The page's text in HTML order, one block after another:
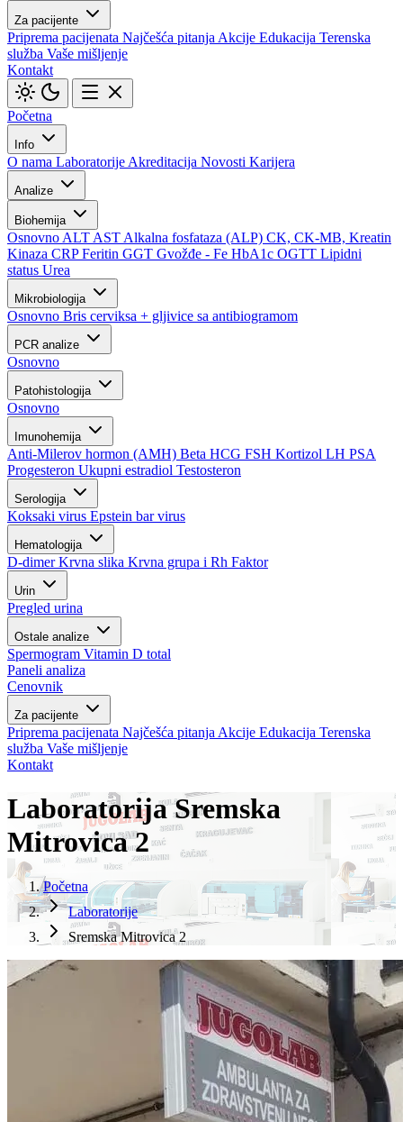
Za pacijente
Priprema pacijenata Najčešća pitanja Akcije Edukacija Terenska
služba Vaše mišljenje
Kontakt
Početna
Info
O nama Laboratorije Akreditacija Novosti Karijera
Analize
Biohemija
Osnovno ALT AST Alkalna fosfataza (ALP) CK, CK-MB, Kreatin
Kinaza CRPFeritin GGT Gvožđe - Fe HbA1c OGTT Lipidni
status Urea
Mikrobiologija
Osnovno Bris cerviksa + gljivice sa antibiogramom
PCR analize
Osnovno
Patohistologija
Osnovno
Imunohemija
Anti-Milerov hormon (AMH) Beta HCG FSH Kortizol LH PSA
Progesteron Ukupni estradiol Testosteron
Serologija
Koksaki virus Epstein bar virus
Hematologija
D-dimerKrvna slika Krvna grupa i Rh Faktor
Urin
Pregled urina
Ostale analize
Spermogram Vitamin D total
Paneli analiza
Cenovnik
Za pacijente
Priprema pacijenata Najčešća pitanja Akcije Edukacija Terenska
služba Vaše mišljenje
Kontakt
Laboratorija Sremska
Mitrovica 2
Početna
Laboratorije
Sremska Mitrovica 2